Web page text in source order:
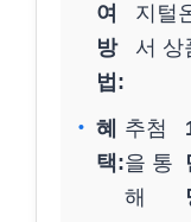
여
방
법:
지털
서 상
혜
택:
추첨
을 통
해